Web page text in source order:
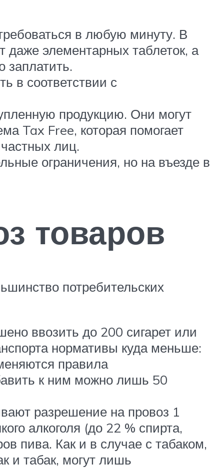
в любую минуту. В
даже элементарных таблеток, а
заплатить.
в соответствии с
продукцию. Они могут
Tax Free, которая помогает
лиц.
ограничения, но на въезде в
товаров
потребительских
ввозить до 200 сигарет или
нормативы куда меньше:
правила
к ним можно лишь 50
разрешение на провоз 1
алкоголя (до 22 % спирта,
пива. Как и в случае с табаком,
и табак, могут лишь